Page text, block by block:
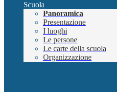
Scuola
Panoramica
Presentazione
I luoghi
Le persone
Le carte della scuola
Organizzazione